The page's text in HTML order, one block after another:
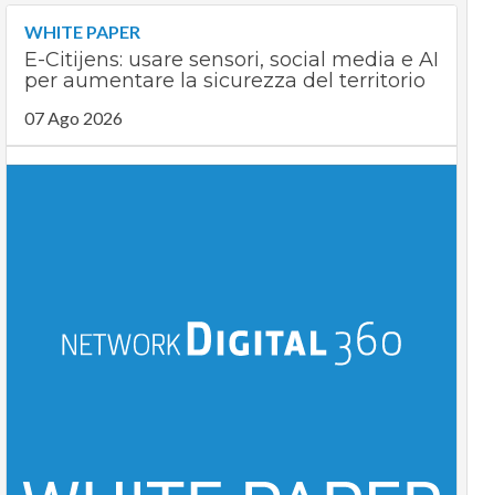
WHITE PAPER
E-Citijens: usare sensori, social media e AI
per aumentare la sicurezza del territorio
07 Ago 2026